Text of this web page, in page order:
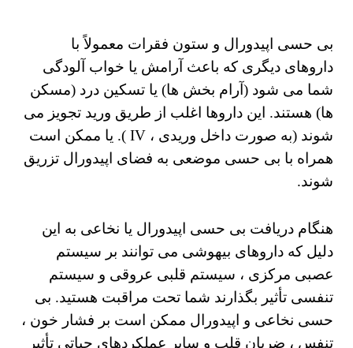
بی حسی اپیدورال و ستون فقرات معمولاً با
داروهای دیگری که باعث آرامش یا خواب آلودگی
شما می شود (آرام بخش ها) یا تسکین درد (مسکن
ها) هستند. این داروها اغلب از طریق ورید تجویز می
شوند (به صورت داخل وریدی ، IV
). یا ممکن است
همراه با بی حسی موضعی به فضای اپیدورال تزریق
شوند.
هنگام دریافت بی حسی اپیدورال یا نخاعی به این
دلیل که داروهای بیهوشی می توانند بر سیستم
عصبی مرکزی ، سیستم قلبی عروقی و سیستم
تنفسی تأثیر بگذارند شما تحت مراقبت هستید. بی
حسی نخاعی و اپیدورال ممکن است بر فشار خون ،
تنفس ، ضربان قلب و سایر عملکردهای حیاتی تأثیر